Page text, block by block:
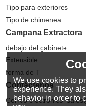
Tipo para exteriores
Tipo de chimenea
Campana Extractora
debajo del gabinete
Extensible
forma de T
Contáctenos
Correo electrónico:
We use cookies to
experience. They
behavior in order to